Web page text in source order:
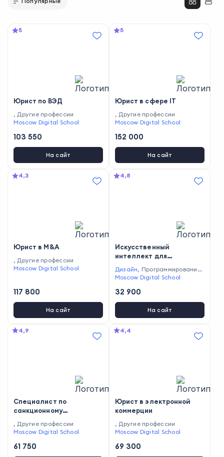
5
Юрист по ВЭД
, Другие профессии
Moscow Digital School
103 550
На сайт
5
Юрист в сфере IT
, Другие профессии
Moscow Digital School
152 000
На сайт
4,3
Юрист в M&A
, Другие профессии
Moscow Digital School
117 800
На сайт
4,8
Искусственный
интеллект для
Дизайн, Программирование,
Бизнес и управление,
оразвитие
та
Moscow Digital School
32 900
На сайт
4,9
Специалист по
санкционному
комплаенсу
, Другие профессии
Moscow Digital School
61 750
4,4
Юрист в электронной
коммерции
, Другие профессии
Moscow Digital School
69 300